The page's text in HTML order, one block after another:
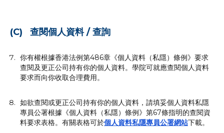
(C) 查閱個人資料 / 查詢
你有權根據香港法例第486章《個人資料（私隱）條例》要求
查閱及更正公司持有你的個人資料。學院可就應查閱個人資料
要求而向你收取合理費用。
如欲查閱或更正公司持有你的個人資料，請填妥個人資料私隱
專員公署根據《個人資料（私隱）條例》第67條指明的查閱資
料要求表格。有關表格可於個人資料私隱專員公署網站下載。